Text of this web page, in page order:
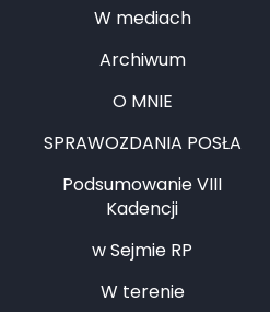
W mediach
Archiwum
O MNIE
SPRAWOZDANIA POSŁA
Podsumowanie VIII
Kadencji
w Sejmie RP
W terenie